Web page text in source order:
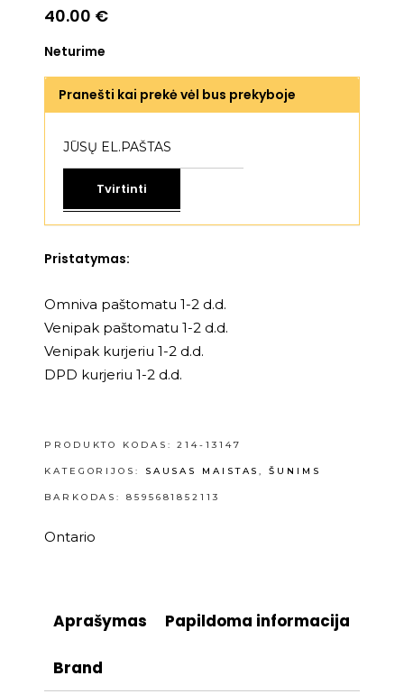
40.00 €
Neturime
Pranešti kai prekė vėl bus prekyboje
Tvirtinti
Pristatymas:
Omniva paštomatu 1-2 d.d.
Venipak paštomatu 1-2 d.d.
Venipak kurjeriu 1-2 d.d.
DPD kurjeriu 1-2 d.d.
PRODUKTO KODAS:214-13147
KATEGORIJOS: SAUSAS MAISTAS,ŠUNIMS
BARKODAS: 8595681852113
Ontario
Aprašymas Papildoma informacija
Brand